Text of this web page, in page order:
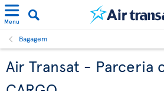
Menu
Bagagem
Air Transat - Parceria